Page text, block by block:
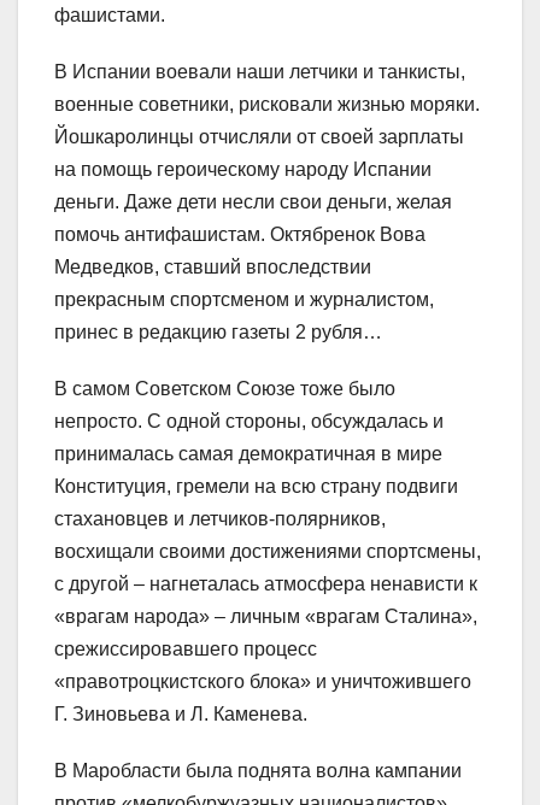
фашистами.
В Испании воевали наши летчики и танкисты,
военные советники, рисковали жизнью моряки.
Йошкаролинцы отчисляли от своей зарплаты
на помощь героическому народу Испании
деньги. Даже дети несли свои деньги, желая
помочь антифашистам. Октябренок Вова
Медведков, ставший впоследствии
прекрасным спортсменом и журналистом,
принес в редакцию газеты 2 рубля…
В самом Советском Союзе тоже было
непросто. С одной стороны, обсуждалась и
принималась самая демократичная в мире
Конституция, гремели на всю страну подвиги
стахановцев и летчиков-полярников,
восхищали своими достижениями спортсмены,
с другой – нагнеталась атмосфера ненависти к
«врагам народа» – личным «врагам Сталина»,
срежиссировавшего процесс
«правотроцкистского блока» и уничтожившего
Г. Зиновьева и Л. Каменева.
В Маробласти была поднята волна кампании